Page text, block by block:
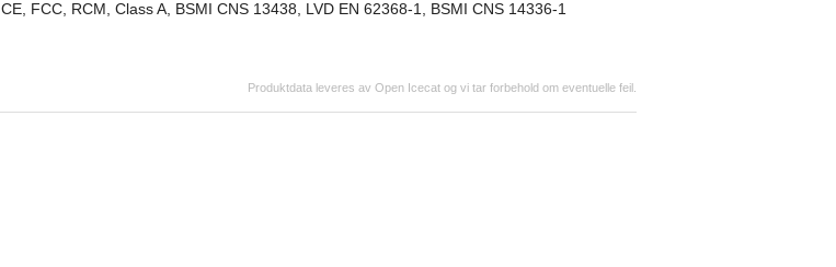
CE, FCC, RCM, Class A, BSMI CNS 13438, LVD EN 62368-1, BSMI CNS 14336-1
Produktdata leveres av Open Icecat og vi tar forbehold om eventuelle feil.